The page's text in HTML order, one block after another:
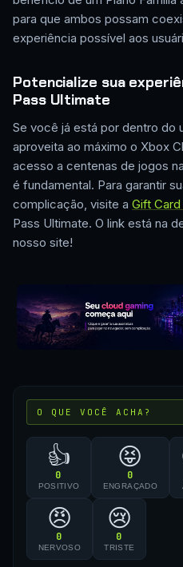
para que ambos possam
experiência possível aos
Potencialize sua
Pass Ultimate
Se você já está por dentro do
aproveita ao máximo o Xbox
acesso a centenas de jogos
é fundamental. Para garantir
complicação, visite a Gift Card
Pass Ultimate. O link está na
nosso site!
O QUE VOCÊ ACHA?
👍
0
POSITIVO
😝
0
ENGRAÇADO
😠
0
NERVOSO
😢
0
TRISTE